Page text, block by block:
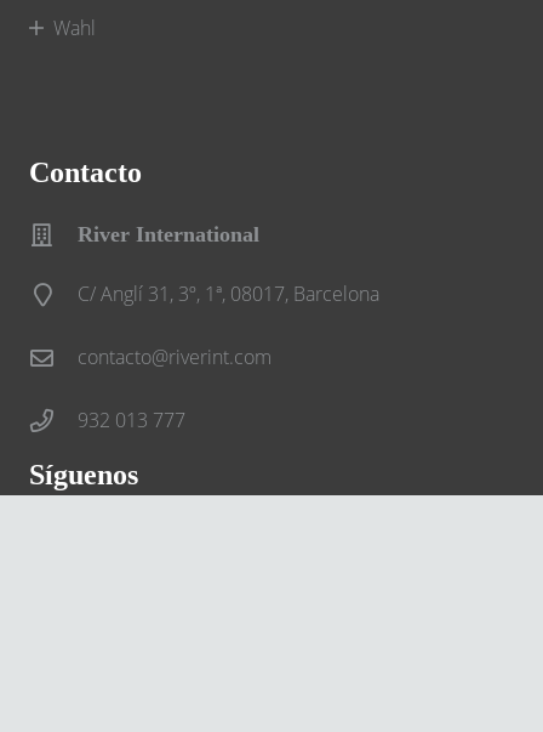
Wahl
Contacto
River International
C/ Anglí 31, 3º, 1ª, 08017, Barcelona
contacto@riverint.com
932 013 777
Síguenos